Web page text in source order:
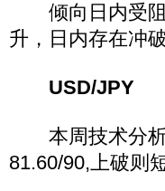
倾向日内受阻
升，日内存在冲
USD/JPY
本周技术分析
81.60/90,上破则